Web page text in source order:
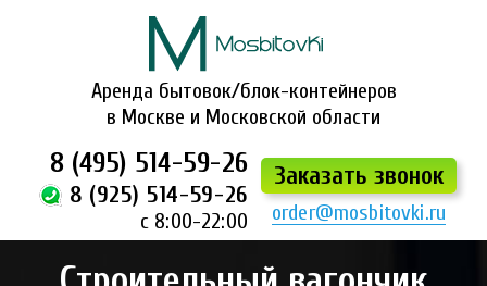
Аренда бытовок/блок-контейнеров
в Москве и Московской области
8 (495) 514-59-26
8 (925) 514-59-26
с 8:00-22:00
Заказать звонок
order@mosbitovki.ru